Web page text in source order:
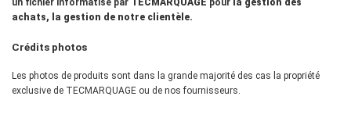
un fichier informatisé par TECMARQUAGE pour la gestion des
achats, la gestion de notre clientèle.
Crédits photos
Les photos de produits sont dans la grande majorité des cas la propriété
exclusive de TECMARQUAGE ou de nos fournisseurs.